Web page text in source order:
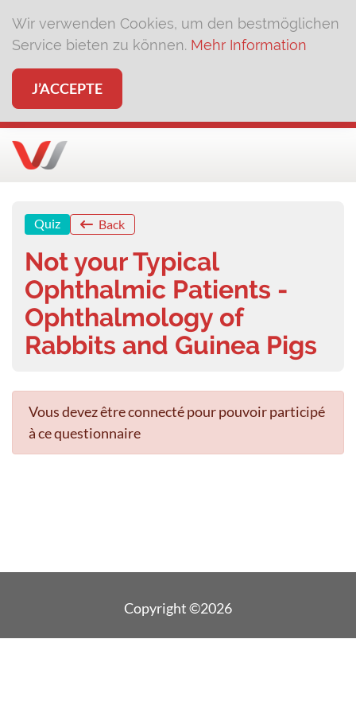
Wir verwenden Cookies, um den bestmöglichen
Service bieten zu können. Mehr Information
J’ACCEPTE
Quiz Back
Not your Typical
Ophthalmic Patients -
Ophthalmology of
Rabbits and Guinea Pigs
Vous devez être connecté pour pouvoir participé
à ce questionnaire
Copyright ©2026